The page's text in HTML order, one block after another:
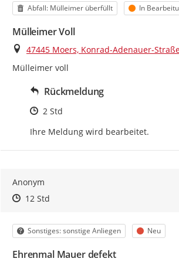
Kategorie
Abfall: Mülleimer überfüllt Status
In
Mülleimer Voll
Ort
47445 Moers, Konrad-Adenauer-
Mülleimer voll
Rückmeldung
Zeitpunkt des Erstellens
2 Std
Ihre Meldung wird bearbeitet.
Anonym
Zeitpunkt des Erstellens
Zeitpunkt des Erstellens
12 StdZur Äußerung
Kategorie
Sonstiges: sonstige Anliegen Status
Neu
Ehrenmal Mauer defekt